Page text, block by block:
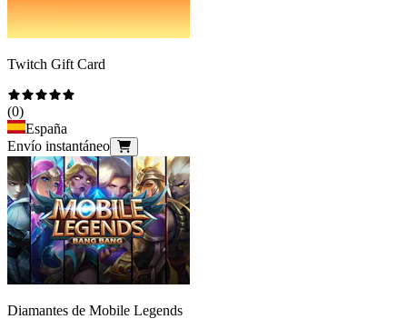
Twitch Gift Card
(0)
España
Envío instantáneo
Diamantes de Mobile Legends